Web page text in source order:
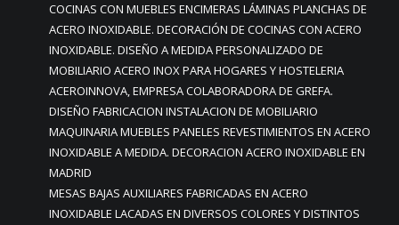
COCINAS CON MUEBLES ENCIMERAS LÁMINAS PLANCHAS DE
ACERO INOXIDABLE. DECORACIÓN DE COCINAS CON ACERO
INOXIDABLE. DISEÑO A MEDIDA PERSONALIZADO DE
MOBILIARIO ACERO INOX PARA HOGARES Y HOSTELERIA
ACEROINNOVA, EMPRESA COLABORADORA DE GREFA.
DISEÑO FABRICACION INSTALACION DE MOBILIARIO
MAQUINARIA MUEBLES PANELES REVESTIMIENTOS EN ACERO
INOXIDABLE A MEDIDA. DECORACION ACERO INOXIDABLE EN
MADRID
MESAS BAJAS AUXILIARES FABRICADAS EN ACERO
INOXIDABLE LACADAS EN DIVERSOS COLORES Y DISTINTOS